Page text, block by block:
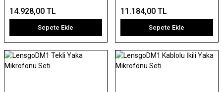
14.928,00 TL
Sepete Ekle
11.184,00 TL
Sepete Ekle